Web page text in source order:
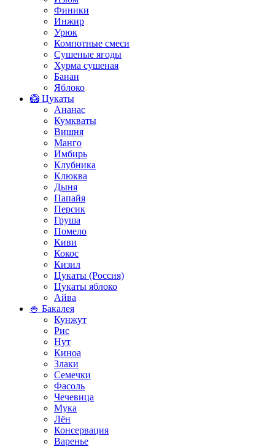
Финики
Инжир
Урюк
Компотные смеси
Сушеные ягоды
Хурма сушеная
Банан
Яблоко
🥝 Цукаты
Ананас
Кумкваты
Вишня
Манго
Имбирь
Клубника
Клюква
Дыня
Папайя
Персик
Груша
Помело
Киви
Кокос
Кизил
Цукаты (Россия)
Цукаты яблоко
Айва
🍚 Бакалея
Кунжут
Рис
Нут
Киноа
Злаки
Семечки
Фасоль
Чечевица
Мука
Лён
Консервация
Варенье